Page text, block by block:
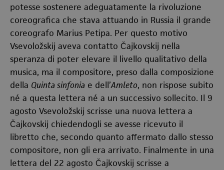
potesse sostenere adeguatamente la rivoluzione
coreografica che stava attuando in Russia il grande
coreografo Marius Petipa. Per questo motivo
Vsevoložskij aveva contatto Čajkovskij nella
speranza di poter elevare il livello qualitativo della
musica, ma il compositore, preso dalla composizione
della Quinta sinfonia e dell’Amleto, non rispose subito
né a questa lettera né a un successivo sollecito. Il 9
agosto Vsevoložskij scrisse una nuova lettera a
Čajkovskij chiedendogli se avesse ricevuto il
libretto che, secondo quanto affermato dallo stesso
compositore, non gli era arrivato. Finalmente in una
lettera del 22 agosto Čajkovskij scrisse a